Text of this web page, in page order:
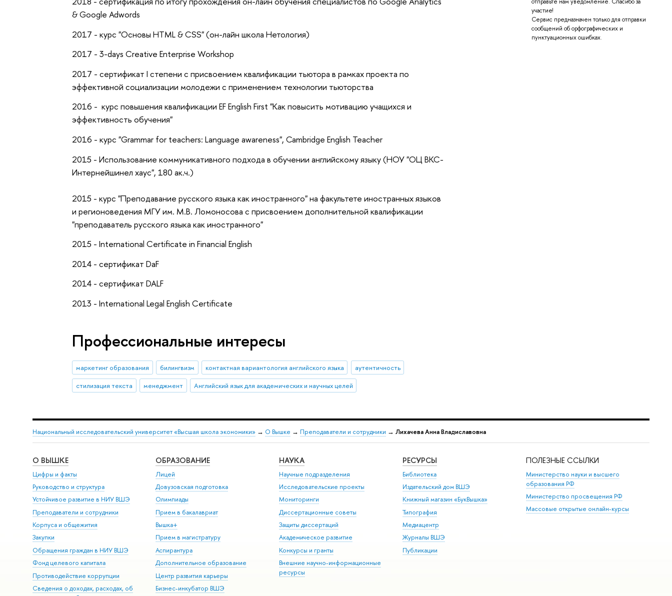
отправьте нам уведомление. Спасибо за
участие!
Сервис предназначен только для отправки
сообщений об орфографических и
пунктуационных ошибках.
& Google Adwords
2017 - курс "Основы HTML & CSS" (он-лайн школа Нетология)
2017 - 3-days Creative Enterprise Workshop
2017 - сертификат I степени с присвоением квалификации тьютора в рамках проекта по
эффективной социализации молодежи с применением технологии тьюторства
2016 - курс повышения квалификации EF English First "Как повысить мотивацию учащихся и
эффективность обучения"
2016 - курс "Grammar for teachers: Language awareness", Cambridge English Teacher
2015 - Использование коммуникативного подхода в обучении английскому языку (НОУ "ОЦ ВКС-
Интернейшинел хаус", 180 ак.ч.)
2015 - курс "Преподавание русского языка как иностранного" на факультете иностранных языков
и регионоведения МГУ им. М.В. Ломоносова с присвоением дополнительной квалификации
"преподаватель русского языка как иностранного"
2015 - International Certificate in Financial English
2014 - сертификат DaF
2014 - сертификат DALF
2013 - International Legal English Certificate
Профессиональные интересы
маркетинг образования билингвизм контактная вариантология английского языка
аутентичность
стилизация текста
менеджмент Английский язык для академических и научных целей
Национальный исследовательский университет «Высшая школа экономики» → О Вышке → Преподаватели и сотрудники → Лихачева Анна Владиславовна
О ВЫШКЕ
Цифры и факты
Руководство и структура
Устойчивое развитие в НИУ ВШЭ
Преподаватели и сотрудники
Корпуса и общежития
Закупки
Обращения граждан в НИУ ВШЭ
Фонд целевого капитала
Противодействие коррупции
Сведения о доходах, расходах, об
ОБРАЗОВАНИЕ
Лицей
Довузовская подготовка
Олимпиады
Прием в бакалавриат
Вышка+
Прием в магистратуру
Аспирантура
Дополнительное образование
Центр развития карьеры
Бизнес-инкубатор ВШЭ
НАУКА
Научные подразделения
Исследовательские проекты
Мониторинги
Диссертационные советы
Защиты диссертаций
Академическое развитие
Конкурсы и гранты
Внешние научно-информационные
ресурсы
РЕСУРСЫ
Библиотека
Издательский дом ВШЭ
Книжный магазин «БукВышка»
Типография
Медиацентр
Журналы ВШЭ
Публикации
ПОЛЕЗНЫЕ ССЫЛКИ
Министерство науки и высшего
образования РФ
Министерство просвещения РФ
Массовые открытые онлайн-курсы